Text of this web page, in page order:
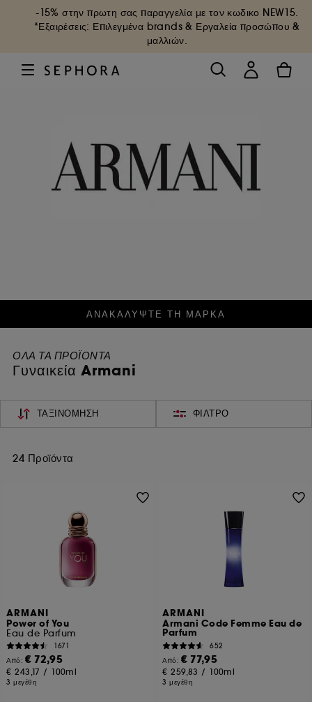
-15% στην πρωτη σας παραγγελία με τον κωδικο NEW15.
*Εξαιρέσεις: Επιλεγμένα brands & Εργαλεία προσώπου &
μαλλιών.
ΑΝΑΚΑΛΥΨΤΕ ΤΗ ΜΑΡΚΑ
ΟΛΑ ΤΑ ΠΡΟΪΟΝΤΑ
Γυναικεία Armani
ΤΑΞΙΝΌΜΗΣΗ ΦΊΛΤΡΟ
24 Προϊόντα
ARMANI
Power of You
Eau de Parfum
1671
Από:€ 72,95
€ 243,17 / 100ml
3 μεγέθη
ARMANI
Armani Code Femme Eau de
Parfum
652
Από:€ 77,95
€ 259,83 / 100ml
3 μεγέθη